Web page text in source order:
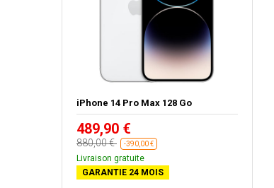
iPhone 14 Pro Max 128 Go
489,90 €
880,00 € -390,00 €
Livraison gratuite
GARANTIE 24 MOIS